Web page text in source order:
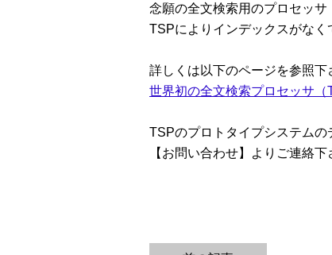
念願の全文検索用のプロセッサ
TSPによりインデックスがなく
詳しくは以下のページを参照下
世界初の全文検索プロセッサ
TSPのプロトタイプシステムの
【お問い合わせ】よりご連絡下